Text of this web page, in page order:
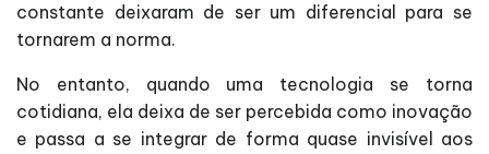
constante deixaram de ser um diferencial para se
tornarem a norma.
No entanto, quando uma tecnologia se torna
cotidiana, ela deixa de ser percebida como inovação
e passa a se integrar de forma quase invisível aos